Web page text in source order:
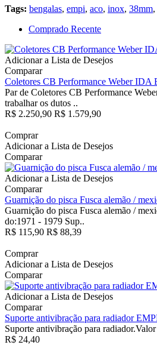
Tags: bengalas, empi, aco, inox, 38mm,
Comprado Recente
Adicionar a Lista de Desejos
Comparar
Coletores CB Performance Weber IDA
Par de Coletores CB Performance
trabalhar os dutos ..
R$ 2.250,90 R$ 1.579,90
Comprar
Adicionar a Lista de Desejos
Comparar
Adicionar a Lista de Desejos
Comparar
Guarnição do pisca Fusca alemão /
Guarnição do pisca Fusca alemão /
do:1971 - 1979 Sup..
R$ 115,90 R$ 88,39
Comprar
Adicionar a Lista de Desejos
Comparar
Adicionar a Lista de Desejos
Comparar
Suporte antivibração para radiador
Suporte antivibração para
R$ 24,40